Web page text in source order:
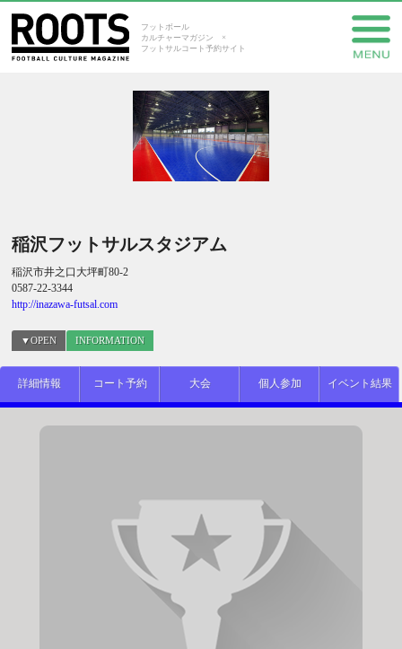
フットボール
カルチャーマガジン ×
フットサルコート予約サイト
稲沢フットサルスタジアム
稲沢市井之口大坪町80-2
0587-22-3344
http://inazawa-futsal.com
▼OPEN INFORMATION
詳細情報 コート予約 大会 個人参加 イベント結果